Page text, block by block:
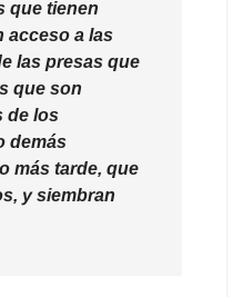
que tienen
acceso a las
las presas que
que son
de los
demás
más tarde, que
y siembran